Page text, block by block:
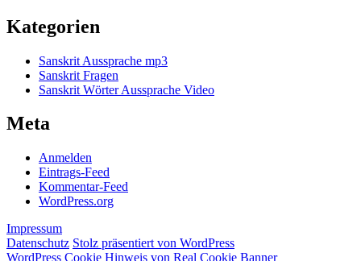
Kategorien
Sanskrit Aussprache mp3
Sanskrit Fragen
Sanskrit Wörter Aussprache Video
Meta
Anmelden
Eintrags-Feed
Kommentar-Feed
WordPress.org
Impressum
Datenschutz Stolz präsentiert von WordPress
WordPress Cookie Hinweis von Real Cookie Banner